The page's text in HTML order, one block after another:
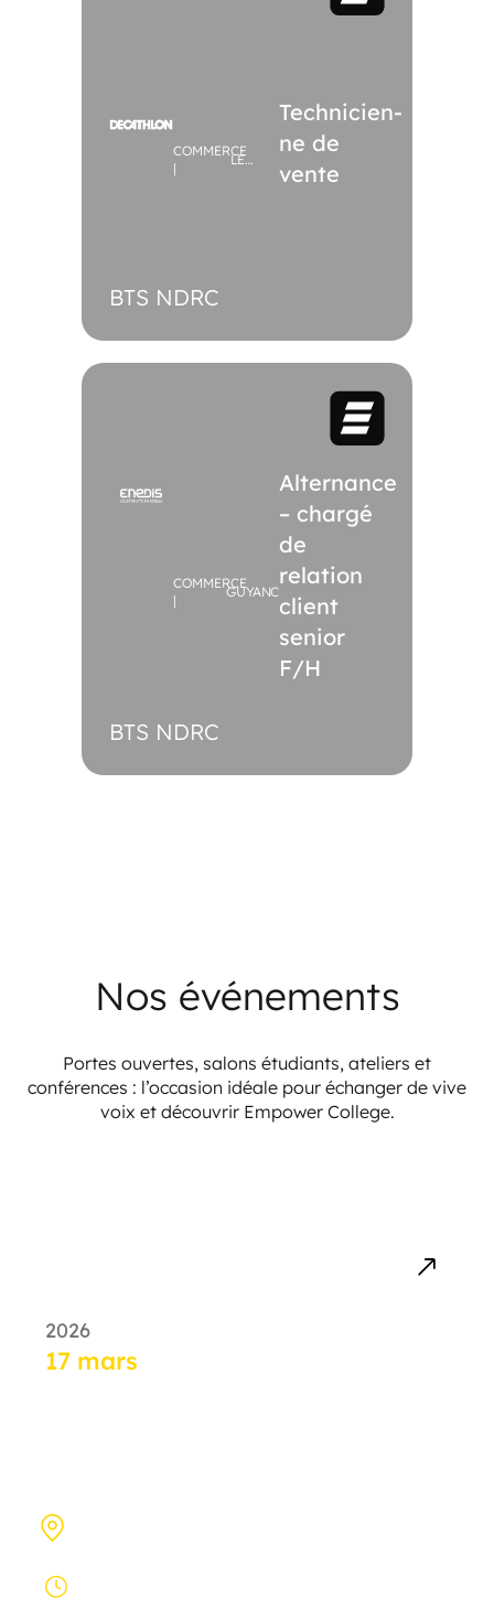
COMMERCE
|
LE
CHESNAY
Technicien-
ne de
vente
BTS NDRC
COMMERCE
|
GUYANCOURT
Alternance
– chargé
de
relation
client
senior
F/H
BTS NDRC
Nos événements
Portes ouvertes, salons étudiants, ateliers et
conférences : l’occasion idéale pour échanger de vive
voix et découvrir Empower College.
2026
17 mars